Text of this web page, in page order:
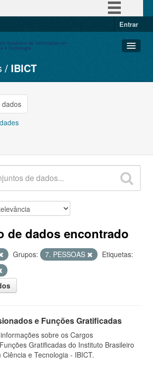
Entrar
IBICT
dados
de dados encontrado
Grupos: 7. PESSOAS
Etiquetas:
e Funções Gratificadas
sobre os Cargos
Gratificadas do Instituto Brasileiro
e Tecnologia - IBICT.